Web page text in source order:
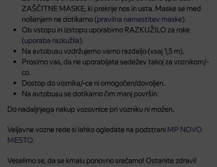
ZAŠČITNE MASKE, ki prekrije nos in usta. Maske se med
nošenjem ne dotikamo (pravilna namestitev maske).
Ob vstopu in izstopu uporabimo RAZKUŽILO za roke
(uporaba razkužila).
Na avtobusu vzdržujemo varno razdaljo (vsaj 1,5 m).
Prosimo vas, da ne uporabljate sedežev takoj za voznikom/-
co.
Dostop do voznika/-ce ni omogočen/dovoljen.
Na avtobusu se dotikamo čim manj površin.
Do nadaljnjega nakup vozovnice pri vozniku ni možen.
Veljavne vozne rede si lahko ogledate na podstrani MP NOVO
MESTO.
Veselimo se, da se kmalu ponovno srečamo! Ostanite zdravi!